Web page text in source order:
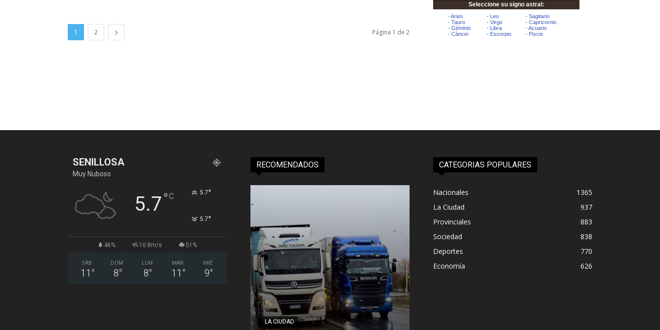
1 2 Página 1 de 2
SENILLOSA
Muy Nuboso
5.7°C 5.7°
5.7°
46% 10.8m/s 51%
SÁB
11 °
DOM
8°
LUN
8°
MAR
11 °
MIÉ
9°
RECOMENDADOS
LA CIUDAD
CATEGORIAS POPULARES
Nacionales
1365
La Ciudad
937
Provinciales
883
Sociedad
838
Deportes
770
Economía
626